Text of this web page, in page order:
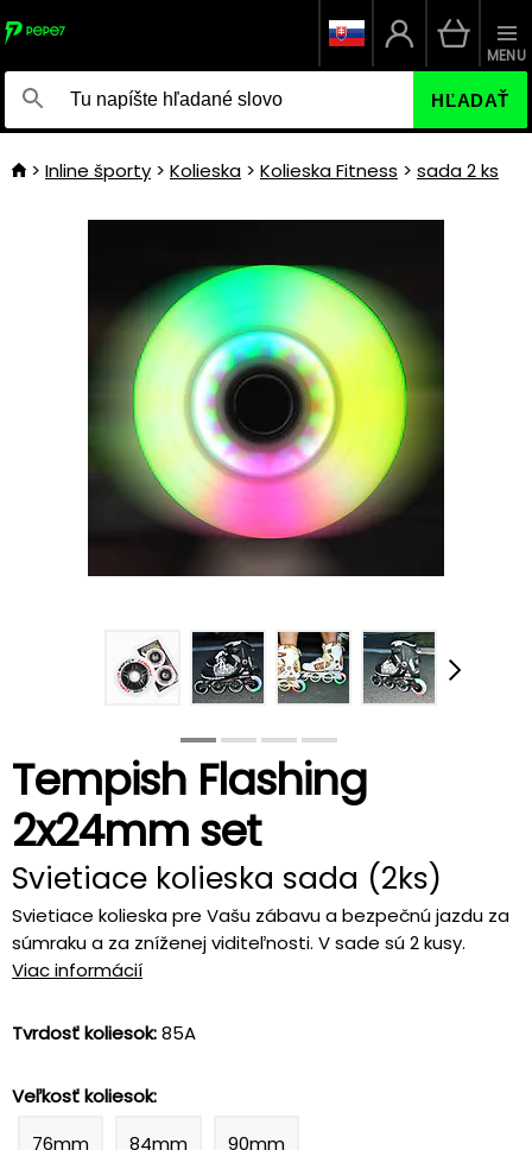
HĽADAŤ
MENU
Inline športy Kolieska Kolieska Fitness sada 2 ks
Tempish Flashing
2x24mm set
Svietiace kolieska sada (2ks)
Svietiace kolieska pre Vašu zábavu a bezpečnú jazdu za
súmraku a za zníženej viditeľnosti. V sade sú 2 kusy.
Viac informácií
Tvrdosť koliesok:85A
Veľkosť koliesok:
76mm
84mm 90mm